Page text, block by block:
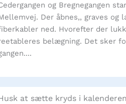
og Bregnegangen
Der åbnes,, graves og
ned. Hvorefter der
belægning. Det sker
at sætte kryds i